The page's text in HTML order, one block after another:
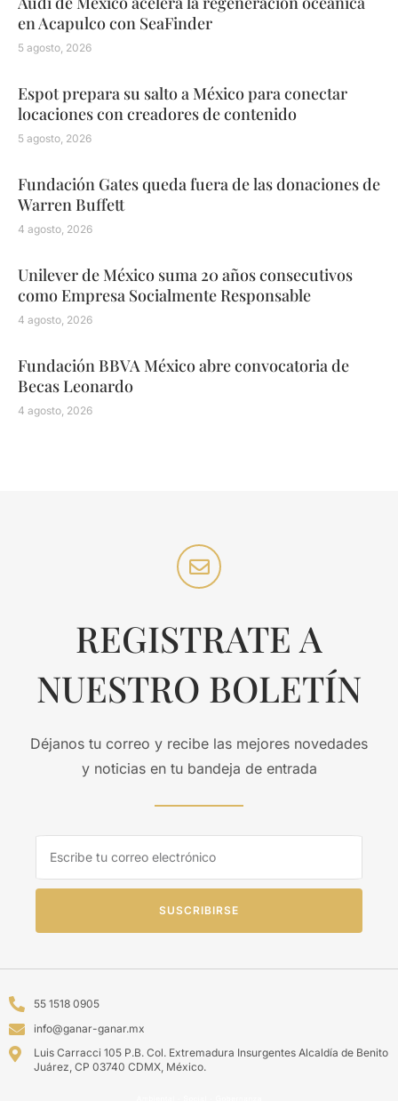
en Acapulco con SeaFinder
5 agosto, 2026
Espot prepara su salto a México para conectar
locaciones con creadores de contenido
5 agosto, 2026
Fundación Gates queda fuera de las donaciones de
Warren Buffett
4 agosto, 2026
Unilever de México suma 20 años consecutivos
como Empresa Socialmente Responsable
4 agosto, 2026
Fundación BBVA México abre convocatoria de
Becas Leonardo
4 agosto, 2026
REGISTRATE A
NUESTRO BOLETÍN
Déjanos tu correo y recibe las mejores novedades
y noticias en tu bandeja de entrada
SUSCRIBIRSE
55 1518 0905
info@ganar-ganar.mx
Luis Carracci 105 P.B. Col. Extremadura Insurgentes Alcaldía de Benito
Juárez, CP 03740 CDMX, México.